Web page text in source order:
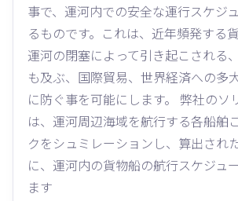
事で、運河内での安全な運行スケジ
るものです。これは、近年頻発する
運河の閉塞によって引き起こされる
も及ぶ、国際貿易、世界経済への多
に防ぐ事を可能にします。 弊社のソ
は、運河周辺海域を航行する各船舶
クをシュミレーションし、算出され
に、運河内の貨物船の航行スケジュ
ます